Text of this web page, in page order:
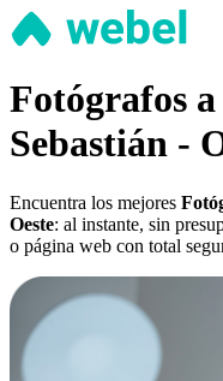
Fotógrafos
Sebastián -
Encuentra los mejores
Oeste: al instante, sin
o página web con total